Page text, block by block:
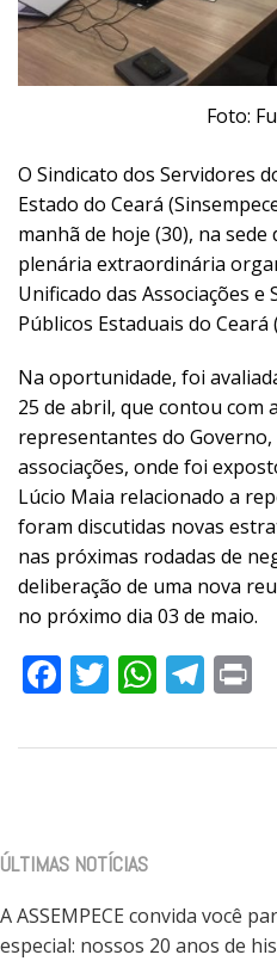
Foto:
O Sindicato dos Servidores
Estado do Ceará
manhã de hoje (30), na sede
plenária extraordinária
Unificado das Associações e
Públicos Estaduais do Ceará
Na oportunidade, foi
25 de abril, que contou com
representantes do Governo,
associações, onde foi
Lúcio Maia relacionado a
foram discutidas novas
nas próximas rodadas de
deliberação de uma nova
no próximo dia 03 de maio.
Facebook
Twitter
ÚLTIMAS NOTÍCIAS
A ASSEMPECE convida você
especial: nossos 20 anos de